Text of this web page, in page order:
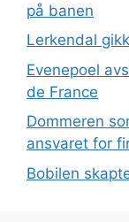
på banen
Lerkendal
Evenepoel
de France
Dommeren
ansvaret for
Bobilen